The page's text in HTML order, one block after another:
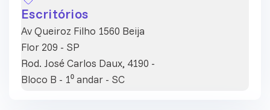
Escritórios
Av Queiroz Filho 1560 Beija
Flor 209 - SP
Rod. José Carlos Daux, 4190 -
Bloco B - 1⁰ andar - SC